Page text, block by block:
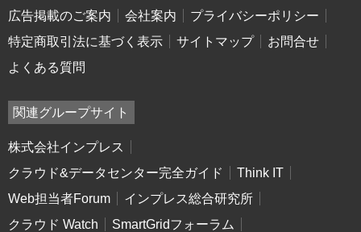
広告掲載のご案内
会社案内
プライバシーポリシー
特定商取引法に基づく表示
サイトマップ
お問合せ
よくある質問
関連グループサイト
株式会社インプレス
クラウド&データセンター完全ガイド
Think IT
Web担当者Forum
インプレス総合研究所
クラウド Watch
SmartGridフォーラム